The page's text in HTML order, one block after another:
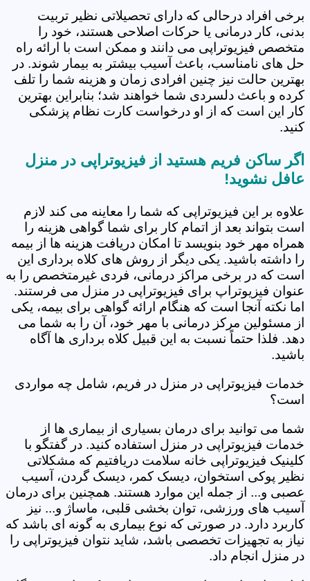
برخی افراد درحالی که دارای تحصیلاتی نظیر تربیت
بدنی، کار درمانی یا حرکات اصلاحی هستند، خود را
متخصص فیزیوتراپی می دانند و ممکن است با ارائه راه
حل های نامناسب، باعث آسیب بیشتر به بیمار شوند. در
بهترین حالت نیز چنین افرادی زمان و هزینه شما را تلف
کرده و باعث دلسردی شما خواهند شد؛ بنابراین بهترین
کار این است که از او درخواست کارت نظام پزشکی
کنید.
اگر ساکن فریم هستید از فیزیوتراپی در منزل
عافل نشوید!
علاوه بر این فیزیوتراپی که شما را معاینه می کند لازم
است بتواند بعد از اتمام کار برای شما گواهی هزینه را
همراه مهر خود بنویسد تا امکان دریافت هزینه ها از بیمه
را داشته باشید. یکی دیگر از روش های کلاه برداری این
است که در برخی مراکز درمانی، فردی غیرمتخصص را به
عنوان فیزیوتراپ برای فیزیوتراپی در منزل می فرستند.
اما نکته آنجا است که هنگام ارائه گواهی برای بیمه، یکی
از مسئولین مرکز درمانی با مهر خود، آن را به شما می
دهد. فلذا حتماً نسبت به این قبیل کلاه برداری ها آگاه
باشید.
خدمات فیزیوتراپی در منزل در فریم، شامل چه مواردی
است؟
شما می توانید برای درمان بسیاری از بیماری ها از
خدمات فیزیوتراپی در منزل استفاده کنید. در گفتگو با
کلینیک فیزیوتراپی خانه سلامت دریافتیم که مشکلاتی
نظیر پوکی استخوان، دیسک کمر، دیسک گردن، آسیب
عصبی و... از جمله این موارد هستند. همچنین برای درمان
آسیب های ورزشی، توان بخشی قلبی، ماساژ و... نیز
کاربرد دارد. در صورتی که نوع بیماری به گونه ای باشد که
نیاز به تجهیزات تخصصی باشد، شاید نتوان فیزیوتراپی را
در منزل انجام داد.